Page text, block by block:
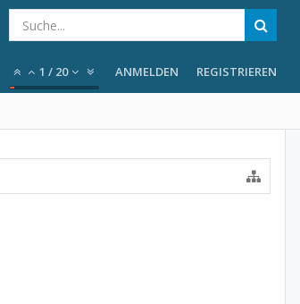
1 / 20 ANMELDEN REGISTRIEREN